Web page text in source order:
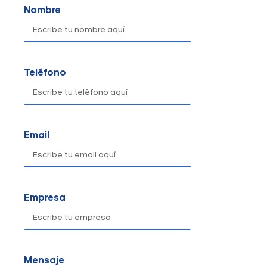
Nombre
Teléfono
Email
Empresa
Mensaje